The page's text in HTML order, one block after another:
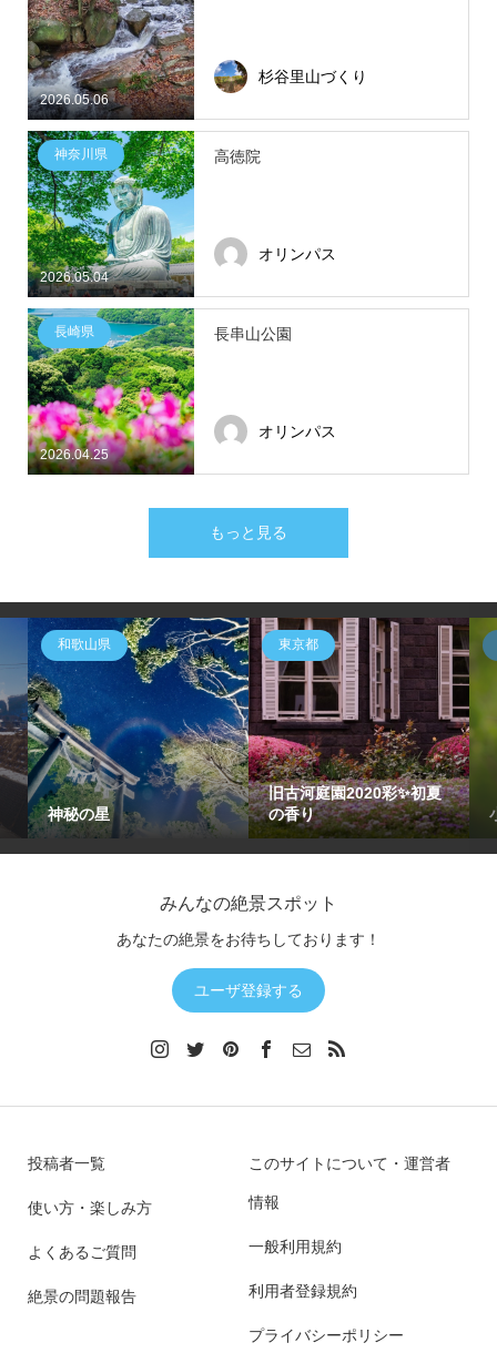
2026.05.06
杉谷里山づくり
2026.05.04
神奈川県 高徳院
オリンパス
2026.04.25
長崎県 長串山公園
オリンパス
もっと見る
和歌山県
神秘の星
東京都
旧古河庭園2020彩✨初夏
の香り
みんなの絶景スポット
あなたの絶景をお待ちしております！
ユーザ登録する
投稿者一覧
使い方・楽しみ方
よくあるご質問
絶景の問題報告
このサイトについて・運営者
情報
一般利用規約
利用者登録規約
プライバシーポリシー